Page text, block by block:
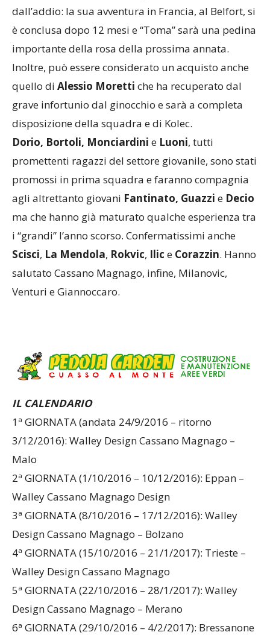
dall’addio: la sua avventura in Francia, al Belfort, si
è conclusa dopo 12 mesi e “Toma” sarà una pedina
importante della rosa della prossima annata.
Inoltre, può essere considerato un acquisto anche
quello di Alessio Moretti che ha recuperato dal
grave infortunio dal ginocchio e sarà a completa
disposizione della squadra e di Kolec.
Dorio, Bortoli, Monciardini e Luoni, tutti
promettenti ragazzi del settore giovanile, sono stati
promossi in prima squadra e faranno compagnia
agli altrettanto giovani Fantinato, Guazzi e Decio
ma che hanno già maturato qualche esperienza tra
i “grandi” l’anno scorso. Confermatissimi anche
Scisci, La Mendola, Rokvic, Ilic e Corazzin. Hanno
salutato Cassano Magnago, infine, Milanovic,
Venturi e Giannoccaro.
IL CALENDARIO
1ª GIORNATA (andata 24/9/2016 – ritorno
3/12/2016): Walley Design Cassano Magnago –
Malo
2ª GIORNATA (1/10/2016 – 10/12/2016): Eppan –
Walley Cassano Magnago Design
3ª GIORNATA (8/10/2016 – 17/12/2016): Walley
Design Cassano Magnago – Bolzano
4ª GIORNATA (15/10/2016 – 21/1/2017): Trieste –
Walley DesignCassano Magnago
5ª GIORNATA (22/10/2016 – 28/1/2017): Walley
Design Cassano Magnago – Merano
6ª GIORNATA (29/10/2016 – 4/2/2017): Bressanone